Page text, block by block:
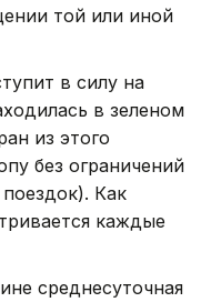
той или иной
в силу на
в зеленом
из этого
без ограничений
Как
каждые
среднесуточная